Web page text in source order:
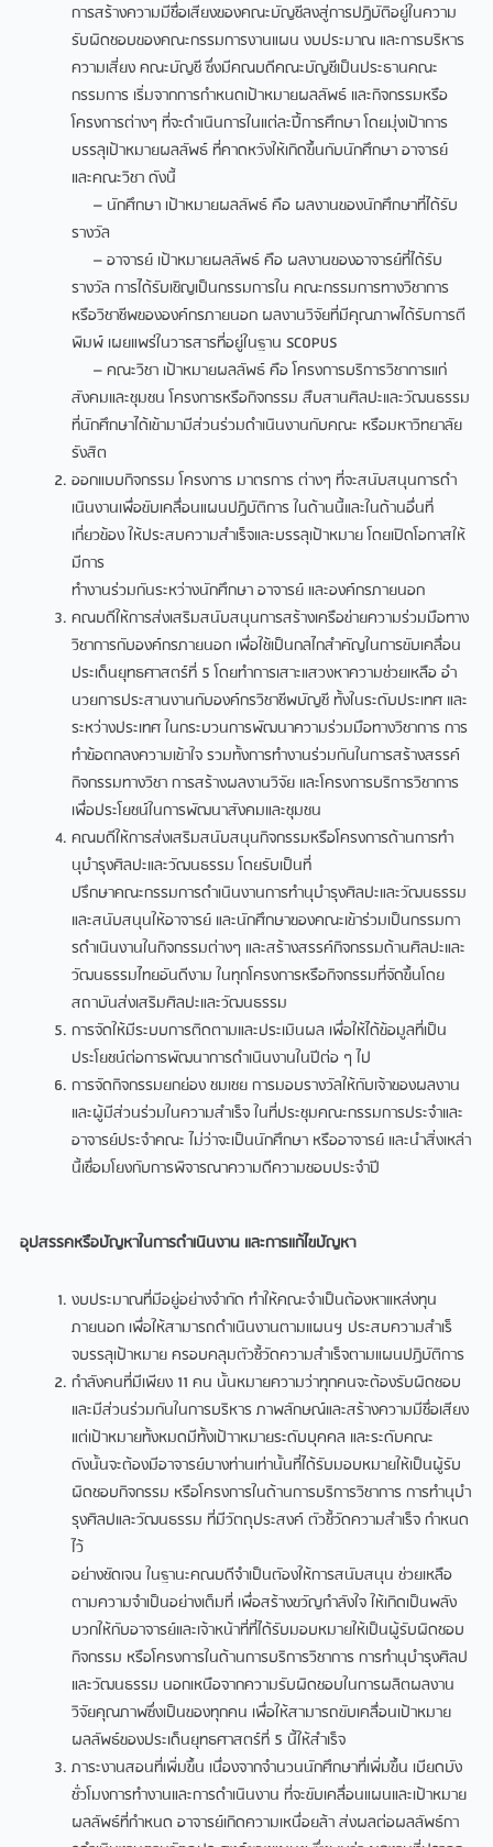
การสร้างความมีชื่อเสียงของคณะบัญชีลงสู่การปฏิบัติอยู่ในความ
รับผิดชอบของคณะกรรมการงานแผน งบประมาณ และการบริหาร
ความเสี่ยง คณะบัญชี ซึ่งมีคณบดีคณะบัญชีเป็นประธานคณะ
กรรมการ เริ่มจากการกําหนดเป้าหมายผลลัพธ์ และกิจกรรมหรือ
โครงการต่างๆ ที่จะดําเนินการในแต่ละปี้การศึกษา โดยมุ่งเป้าการ
บรรลุเป้าหมายผลลัพธ์ ที่คาดหวังให้เกิดขึ้นกับนักศึกษา อาจารย์
และคณะวิชา ดังนี้
– นักศึกษา เป้าหมายผลลัพธ์ คือ ผลงานของนักศึกษาที่ได้รับ
รางวัล
– อาจารย์ เป้าหมายผลลัพธ์ คือ ผลงานของอาจารย์ที่ได้รับ
รางวัล การได้รับเชิญเป็นกรรมการใน คณะกรรมการทางวิชาการ
หรือวิชาชีพขององค์กรภายนอก ผลงานวิจัยที่มีคุณภาพได้รับการตี
พิมพ์ เผยแพร่ในวารสารที่อยู่ในฐาน SCOPUS
– คณะวิชา เป้าหมายผลลัพธ์ คือ โครงการบริการวิชาการแก่
สังคมและชุมชน โครงการหรือกิจกรรม สืบสานศิลปะและวัฒนธรรม
ที่นักศึกษาได้เข้ามามีส่วนร่วมดําเนินงานกับคณะ หรือมหาวิทยาลัย
รังสิต
ออกแบบกิจกรรม โครงการ มาตรการ ต่างๆ ที่จะสนับสนุนการดํา
เนินงานเพื่อขับเคลื่อนแผนปฏิบัติการ ในด้านนี้และในด้านอื่นที่
เกี่ยวข้อง ให้ประสบความสําเร็จและบรรลุเป้าหมาย โดยเปิดโอกาสให้
มีการ
ทํางานร่วมกันระหว่างนักศึกษา อาจารย์ และองค์กรภายนอก
คณบดีให้การส่งเสริมสนับสนุนการสร้างเครือข่ายความร่วมมือทาง
วิชาการกับองค์กรภายนอก เพื่อใช้เป็นกลไกสําคัญในการขับเคลื่อน
ประเด็นยุทธศาสตร์ที่ 5 โดยทําการเสาะแสวงหาความช่วยเหลือ อํา
นวยการประสานงานกับองค์กรวิชาชีพบัญชี ทั้งในระดับประเทศ และ
ระหว่างประเทศ ในกระบวนการพัฒนาความร่วมมือทางวิชาการ การ
ทําข้อตกลงความเข้าใจ รวมทั้งการทํางานร่วมกันในการสร้างสรรค์
กิจกรรมทางวิชา การสร้างผลงานวิจัย และโครงการบริการวิชาการ
เพื่อประโยชน์ในการพัฒนาสังคมและชุมชน
คณบดีให้การส่งเสริมสนับสนุนกิจกรรมหรือโครงการด้านการทํา
นุบํารุงศิลปะและวัฒนธรรม โดยรับเป็นที่
ปรึกษาคณะกรรมการดําเนินงานการทํานุบํารุงศิลปะและวัฒนธรรม
และสนับสนุนให้อาจารย์ และนักศึกษาของคณะเข้าร่วมเป็นกรรมกา
รดําเนินงานในกิจกรรมต่างๆ และสร้างสรรค์กิจกรรมด้านศิลปะและ
วัฒนธรรมไทยอันดีงาม ในทุกโครงการหรือกิจกรรมที่จัดขึ้นโดย
สถาบันส่งเสริมศิลปะและวัฒนธรรม
การจัดให้มีระบบการติดตามและประเมินผล เพื่อให้ได้ข้อมูลที่เป็น
ประโยชน์ต่อการพัฒนาการดําเนินงานในปีต่อ ๆ ไป
การจัดกิจกรรมยกย่อง ชมเชย การมอบรางวัลให้กับเจ้าของผลงาน
และผู้มีส่วนร่วมในความสําเร็จ ในที่ประชุมคณะกรรมการประจําและ
อาจารย์ประจําคณะ ไม่ว่าจะเป็นนักศึกษา หรืออาจารย์ และนําสิ่งเหล่า
นี้เชื่อมโยงกับการพิจารณาความดีความชอบประจําปี
อุปสรรคหรือปัญหาในการดําเนินงาน และการแก้ไขปัญหา
งบประมาณที่มีอยู่อย่างจํากัด ทําให้คณะจําเป็นต้องหาแหล่งทุน
ภายนอก เพื่อให้สามารถดําเนินงานตามแผนฯ ประสบความสําเร็
จบรรลุเป้าหมาย ครอบคลุมตัวชี้วัดความสําเร็จตามแผนปฏิบัติการ
กําลังคนที่มีเพียง 11 คน นั้นหมายความว่าทุกคนจะต้องรับผิดชอบ
และมีส่วนร่วมกันในการบริหาร ภาพลักษณ์และสร้างความมีชื่อเสียง
แต่เป้าหมายทั้งหมดมีทั้งเป้าาหมายระดับบุคคล และระดับคณะ
ดังนั้นจะต้องมีอาจารย์บางท่านเท่านั้นที่ได้รับมอบหมายให้เป็นผู้รับ
ผิดชอบกิจกรรม หรือโครงการในด้านการบริการวิชาการ การทํานุบํา
รุงศิลปและวัฒนธรรม ที่มีวัตถุประสงค์ ตัวชี้วัดความสําเร็จ กําหนด
ไว้
อย่างชัดเจน ในฐานะคณบดีจําเป็นตัองให้การสนับสนุน ช่วยเหลือ
ตามความจําเป็นอย่างเต็มที่ เพื่อสร้างขวัญกําลังใจ ให้เกิดเป็นพลัง
บวกให้กับอาจารย์และเจ้าหน้าที่ที่ได้รับมอบหมายให้เป็นผู้รับผิดชอบ
กิจกรรม หรือโครงการในด้านการบริการวิชาการ การทํานุบํารุงศิลป
และวัฒนธรรม นอกเหนือจากความรับผิดชอบในการผลิตผลงาน
วิจัยคุณภาพซึ่งเป็นของทุกคน เพื่อให้สามารถขับเคลื่อนเป้าหมาย
ผลลัพธ์ของประเด็นยุทธศาสตร์ที่ 5 นี้ให้สําเร็จ
ภาระงานสอนที่เพิ่มขึ้น เนื่องจากจํานวนนักศึกษาที่เพิ่มขึ้น เบียดบัง
ชั่วโมงการทํางานและการดําเนินงาน ที่จะขับเคลื่อนแผนและเป้าหมาย
ผลลัพธ์ที่กําหนด อาจารย์เกิดความเหนื่อยล้า ส่งผลต่อผลลัพธ์กา